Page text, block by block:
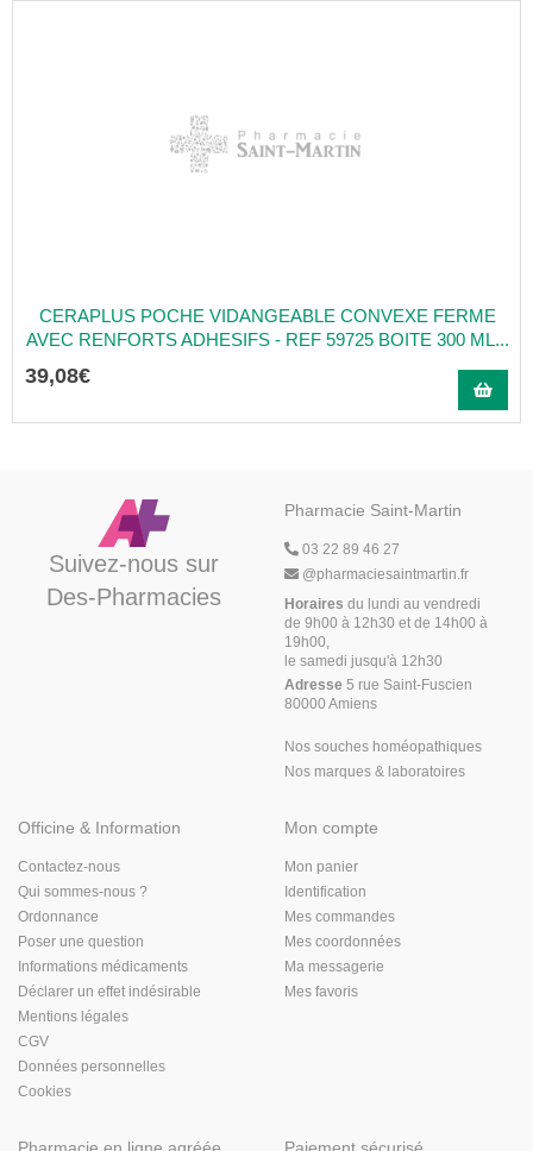
CERAPLUS POCHE VIDANGEABLE CONVEXE FERME
AVEC RENFORTS ADHESIFS - REF 59725 BOITE 300 ML...
39,08€
Suivez-nous sur
Des-Pharmacies
Pharmacie Saint-Martin
03 22 89 46 27
@pharmaciesaintmartin.fr
Horaires du lundi au vendredi
de 9h00 à 12h30 et de 14h00 à
19h00,
le samedi jusqu'à 12h30
Adresse 5 rue Saint-Fuscien
80000 Amiens
Nos souches homéopathiques
Nos marques & laboratoires
Officine & Information
Contactez-nous
Qui sommes-nous ?
Ordonnance
Poser une question
Informations médicaments
Déclarer un effet indésirable
Mentions légales
CGV
Données personnelles
Cookies
Mon compte
Mon panier
Identification
Mes commandes
Mes coordonnées
Ma messagerie
Mes favoris